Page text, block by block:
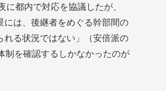
都内で対応を協議したが、
には、後継者をめぐる幹部間の
れる状況ではない」（安倍派の
制を確認するしかなかったのが